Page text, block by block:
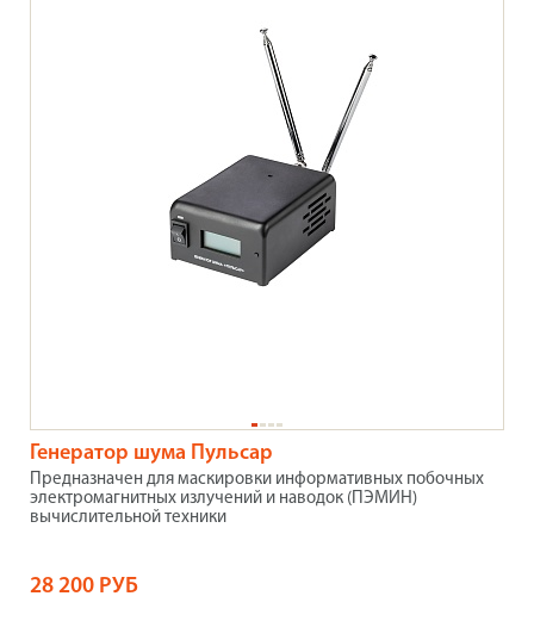
Генератор шума Пульсар
Предназначен для маскировки информативных побочных
электромагнитных излучений и наводок (ПЭМИН)
вычислительной техники
28 200 РУБ